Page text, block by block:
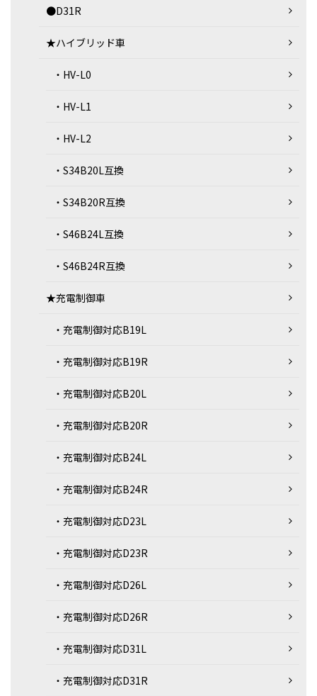
●D31R
★ハイブリッド車
・HV-L0
・HV-L1
・HV-L2
・S34B20L互換
・S34B20R互換
・S46B24L互換
・S46B24R互換
★充電制御車
・充電制御対応B19L
・充電制御対応B19R
・充電制御対応B20L
・充電制御対応B20R
・充電制御対応B24L
・充電制御対応B24R
・充電制御対応D23L
・充電制御対応D23R
・充電制御対応D26L
・充電制御対応D26R
・充電制御対応D31L
・充電制御対応D31R